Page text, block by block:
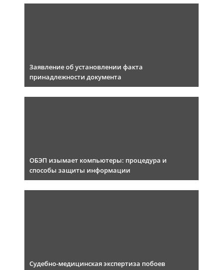
Заявление об установлении факта
принадлежности документа
ОБЭП изымает компьютеры: процедура и
способы защиты информации
Судебно-медицинская экспертиза побоев